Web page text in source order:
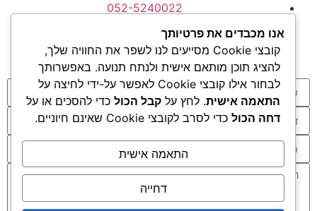
אנו מכבדים את פרטיותך
קובצי Cookie מסייעים לנו לשפר את החוויה שלך,
להציג תוכן מותאם אישית ולנתח תנועה. באפשרותך
לבחור אילו קובצי Cookie לאפשר על-ידי לחיצה על
התאמה אישית. לחץ על קבל הכולכדי להסכים או על
דחה הכולכדי לסרב לקובצי Cookie שאינם חיוניים.
התאמה אישית
דחייה
052-5240022
דרך מנחם בגין 150, מגדל WE, קומה 2, ת"א